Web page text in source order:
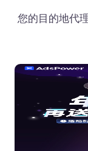
您的目的地代